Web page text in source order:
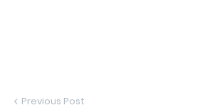
Previous Post